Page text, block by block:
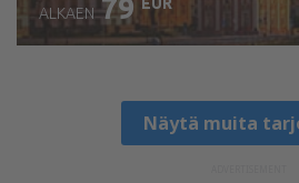
ALKAEN 79
Näytä muita